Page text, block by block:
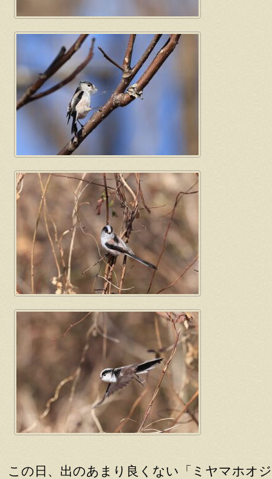
この日、出のあまり良くない「ミヤマホオ